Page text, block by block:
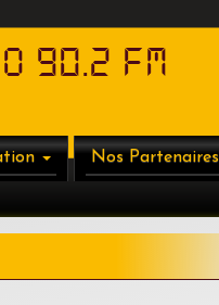
90.2 FM
Nos Partenaires